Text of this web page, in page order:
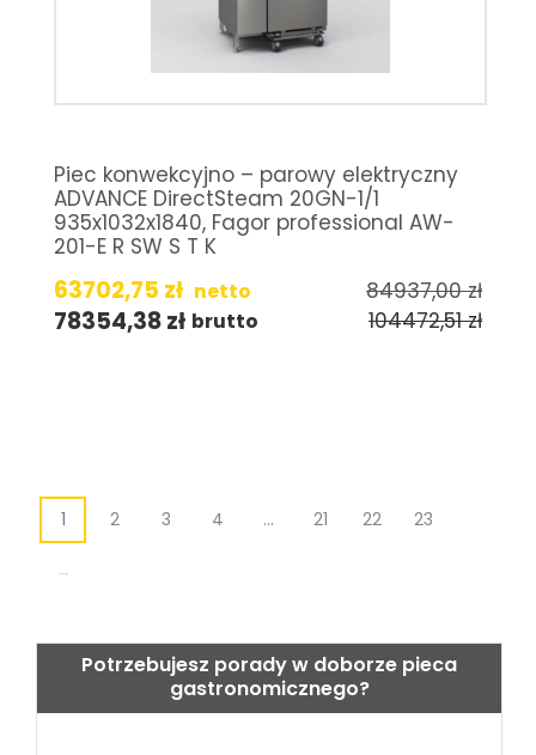
Piec konwekcyjno – parowy elektryczny
ADVANCE DirectSteam 20GN-1/1
935x1032x1840, Fagor professional AW-
201-E R SW S T K
63702,75 zł netto 84937,00zł
78354,38zł brutto 104472,51zł
1 2 3 4 … 21 22 23
→
Potrzebujesz porady w doborze pieca
gastronomicznego?